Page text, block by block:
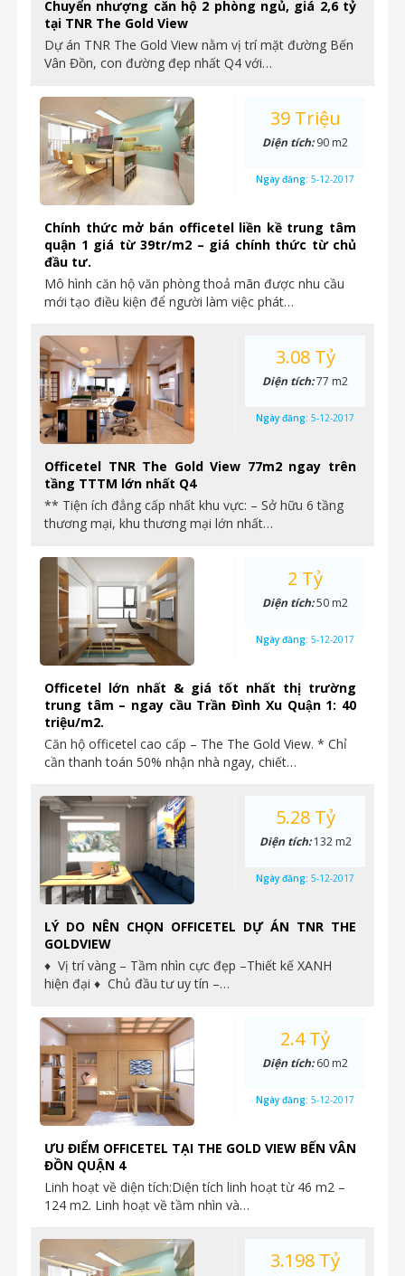
Chuyển nhượng căn hộ 2 phòng ngủ, giá 2,6 tỷ
tại TNR The Gold View
Dự án TNR The Gold View nằm vị trí mặt đường Bến
Vân Đồn, con đường đẹp nhất Q4 với…
Chính thức mở bán officetel liền kề trung tâm
quận 1 giá từ 39tr/m2 – giá chính thức từ chủ
đầu tư.
Mô hình căn hộ văn phòng thoả mãn được nhu cầu
mới tạo điều kiện để người làm việc phát…
39 Triệu
Diện tích:90 m2
Ngày đăng: 5-12-2017
Officetel TNR The Gold View 77m2 ngay trên
tầng TTTM lớn nhất Q4
** Tiện ích đẳng cấp nhất khu vực: – Sở hữu 6 tầng
thương mại, khu thương mại lớn nhất…
3.08 Tỷ
Diện tích:77 m2
Ngày đăng: 5-12-2017
Officetel lớn nhất & giá tốt nhất thị trường
trung tâm – ngay cầu Trần Đình Xu Quận 1: 40
triệu/m2.
Căn hộ officetel cao cấp – The The Gold View. * Chỉ
cần thanh toán 50% nhận nhà ngay, chiết…
2 Tỷ
Diện tích:50 m2
Ngày đăng: 5-12-2017
LÝ DO NÊN CHỌN OFFICETEL DỰ ÁN TNR THE
GOLDVIEW
♦ Vị trí vàng – Tầm nhìn cực đẹp –Thiết kế XANH
hiện đại ♦ Chủ đầu tư uy tín –…
5.28 Tỷ
Diện tích:132 m2
Ngày đăng: 5-12-2017
ƯU ĐIỂM OFFICETEL TẠI THE GOLD VIEW BẾN VÂN
ĐỒN QUẬN 4
Linh hoạt về diện tích:Diện tích linh hoạt từ 46 m2 –
124 m2. Linh hoạt về tầm nhìn và…
2.4 Tỷ
Diện tích:60 m2
Ngày đăng: 5-12-2017
3.198 Tỷ